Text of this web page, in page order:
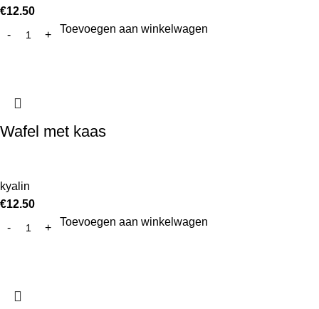
€12.50
Toevoegen aan winkelwagen
Wafel met kaas
kyalin
€12.50
Toevoegen aan winkelwagen